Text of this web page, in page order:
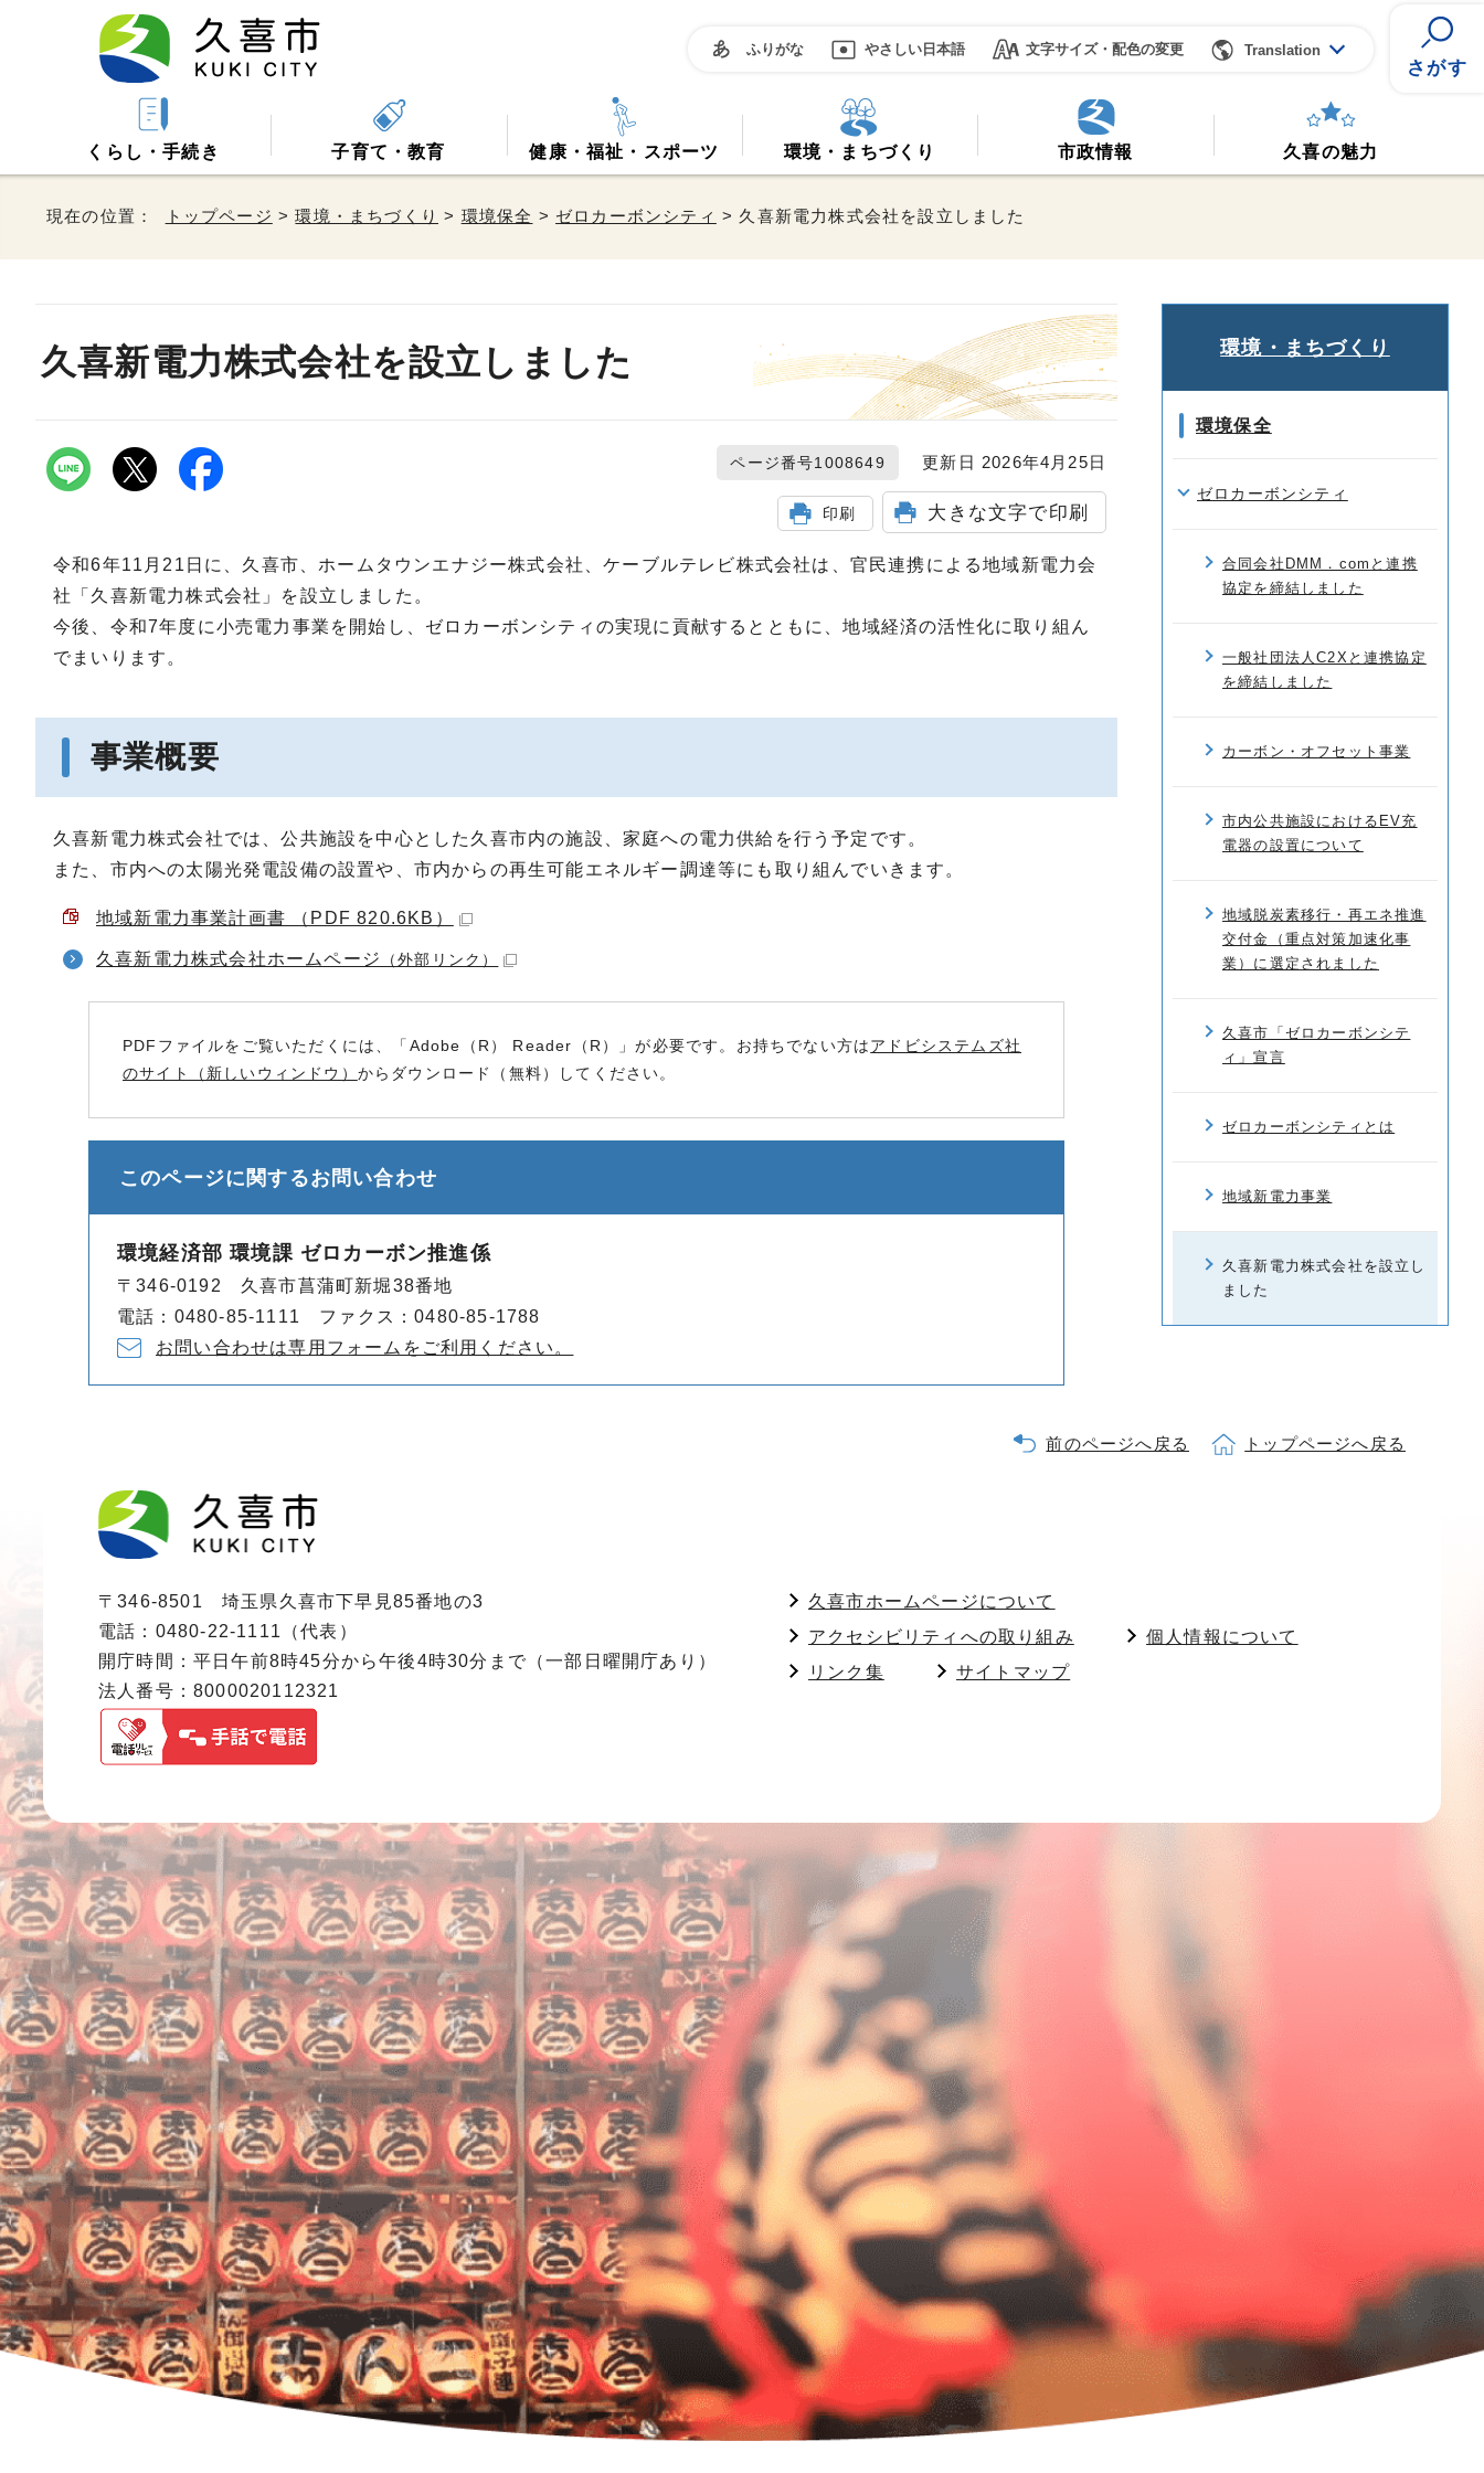
ふりがな やさしい日本語 文字サイズ・配色の変更 Translation
さがす
くらし・手続き 子育て・教育 健康・福祉・スポーツ 環境・まちづくり 市政情報 久喜の魅力
現在の位置： トップページ >環境・まちづくり > 環境保全 > ゼロカーボンシティ > 久喜新電力株式会社を設立しました
久喜新電力株式会社を設立しました
ページ番号1008649 更新日 2026年4月25日
印刷 大きな文字で印刷
令和6年11月21日に、久喜市、ホームタウンエナジー株式会社、ケーブルテレビ株式会社は、官民連携による地域新電力会
社「久喜新電力株式会社」を設立しました。
今後、令和7年度に小売電力事業を開始し、ゼロカーボンシティの実現に貢献するとともに、地域経済の活性化に取り組ん
でまいります。
事業概要
久喜新電力株式会社では、公共施設を中心とした久喜市内の施設、家庭への電力供給を行う予定です。
また、市内への太陽光発電設備の設置や、市内からの再生可能エネルギー調達等にも取り組んでいきます。
地域新電力事業計画書 （PDF 820.6KB）
久喜新電力株式会社ホームページ （外部リンク）
PDFファイルをご覧いただくには、「Adobe（R） Reader（R）」が必要です。お持ちでない方はアドビシステムズ社
のサイト（新しいウィンドウ） からダウンロード（無料）してください。
このページに関するお問い合わせ
環境経済部 環境課 ゼロカーボン推進係
〒346-0192 久喜市菖蒲町新堀38番地
電話：0480-85-1111 ファクス：0480-85-1788
お問い合わせは専用フォームをご利用ください。
環境・まちづくり
環境保全
ゼロカーボンシティ
合同会社DMM．comと連携
協定を締結しました
一般社団法人C2Xと連携協定
を締結しました
カーボン・オフセット事業
市内公共施設におけるEV充
電器の設置について
地域脱炭素移行・再エネ推進
交付金（重点対策加速化事
業）に選定されました
久喜市「ゼロカーボンシテ
ィ」宣言
ゼロカーボンシティとは
地域新電力事業
久喜新電力株式会社を設立し
ました
前のページへ戻る トップページへ戻る
〒346-8501 埼玉県久喜市下早見85番地の3
電話：0480-22-1111（代表）
開庁時間：平日午前8時45分から午後4時30分まで（一部日曜開庁あり）
法人番号：8000020112321
久喜市ホームページについて
アクセシビリティへの取り組み
個人情報について
リンク集
サイトマップ